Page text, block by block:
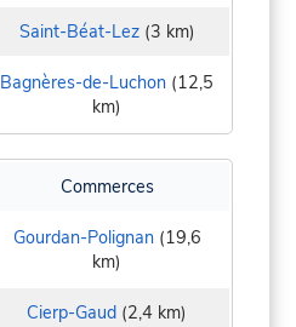
Saint-Béat-Lez(3 km)
Bagnères-de-Luchon (12,5
km)
Commerces
Gourdan-Polignan(19,6
km)
Cierp-Gaud (2,4 km)